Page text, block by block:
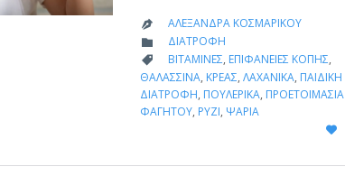
 ΑΛΕΞΆΝΔΡΑ ΚΟΣΜΑΡΊΚΟΥ
 CATEGORY
ΔΙΑΤΡΟΦΉ
 CATEGORY
ΒΙΤΑΜΊΝΕΣ, ΕΠΙΦΆΝΕΙΕΣ ΚΟΠΉΣ,
ΘΑΛΑΣΣΙΝΆ, ΚΡΈΑΣ, ΛΑΧΑΝΙΚΆ, ΠΑΙΔΙΚΉ
ΔΙΑΤΡΟΦΉ, ΠΟΥΛΕΡΙΚΆ, ΠΡΟΕΤΟΙΜΑΣΊΑ
ΦΑΓΗΤΟΎ, ΡΎΖΙ, ΨΆΡΙΑ
